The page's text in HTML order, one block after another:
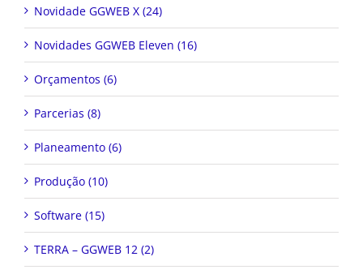
Novidade GGWEB X (24)
Novidades GGWEB Eleven (16)
Orçamentos (6)
Parcerias (8)
Planeamento (6)
Produção (10)
Software (15)
TERRA – GGWEB 12 (2)